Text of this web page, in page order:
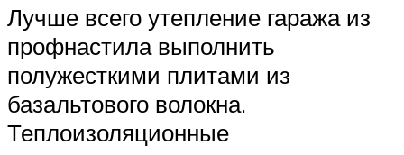
Лучше всего утепление гаража из
профнастила выполнить
полужесткими плитами из
базальтового волокна.
Теплоизоляционные